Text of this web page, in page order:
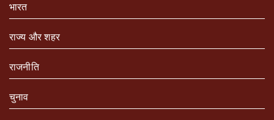
भारत
राज्य और शहर
राजनीति
चुनाव